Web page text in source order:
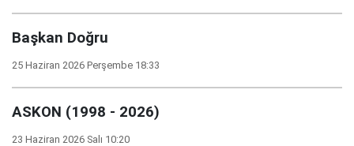
Başkan Doğru
25 Haziran 2026 Perşembe 18:33
ASKON (1998 - 2026)
23 Haziran 2026 Salı 10:20